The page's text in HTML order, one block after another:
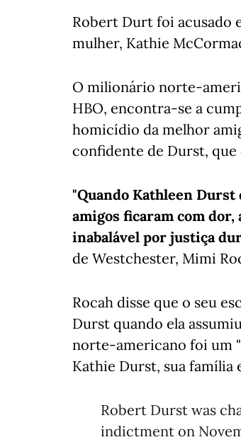
Robert Durt foi acusado
mulher, Kathie
O milionário norte-
HBO, encontra-se a
homicídio da melhor
confidente de Durst, que
"Quando Kathleen Durst
amigos ficaram com
inabalável por justiça
de Westchester, Mimi
Rocah disse que o seu
Durst quando ela
norte-americano foi um
Kathie Durst, sua família
Robert Durst was
indictment on